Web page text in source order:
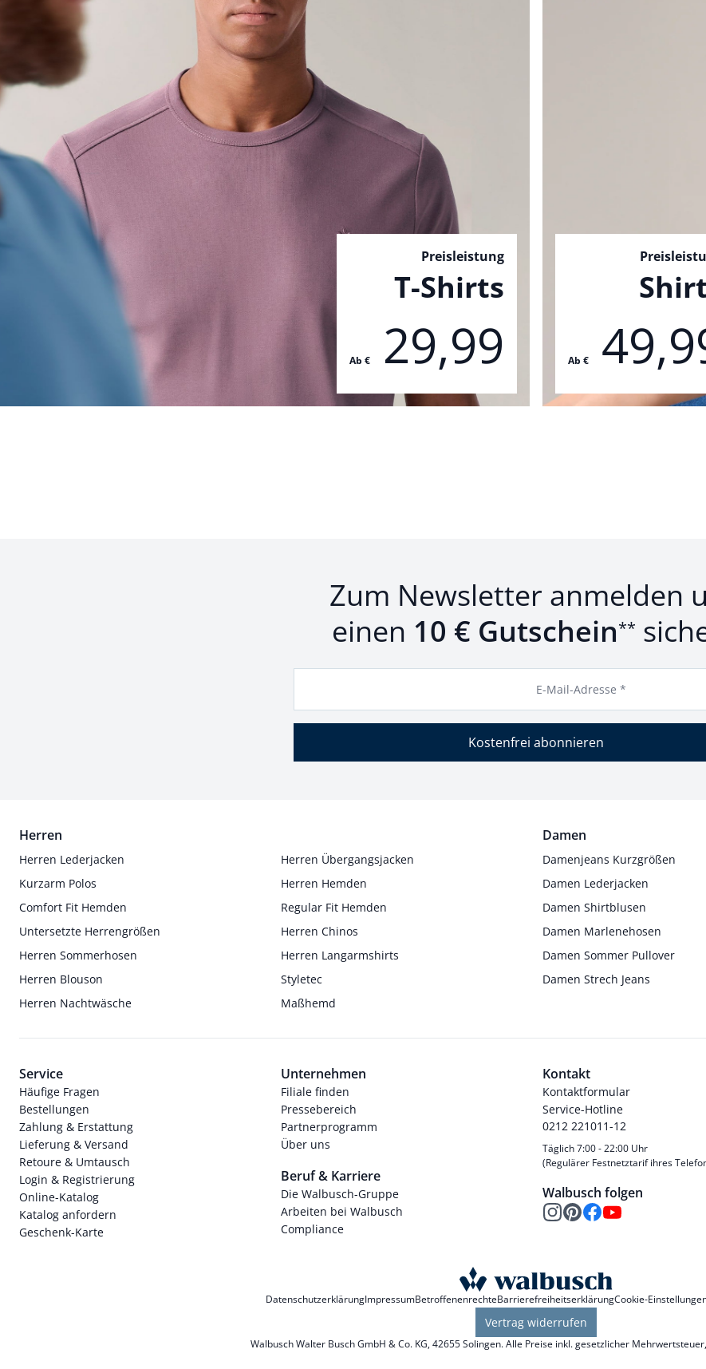
Bildverlinkung
Preisleistung
T-Shirts
Ab € 29,99 Ab €
Zum Newsletter anmelden
einen 10 € Gutschein**
E-Mail-Adresse *
Kostenfrei abonnieren
Herren
Herren Lederjacken
Herren Übergangsjacken
Kurzarm Polos
Herren Hemden
Comfort Fit Hemden
Regular Fit Hemden
Untersetzte Herrengrößen
Herren Chinos
Herren Sommerhosen
Herren Langarmshirts
Herren Blouson
Styletec
Herren Nachtwäsche
Maßhemd
Damen
Damenjeans Kurzgrößen
Damen Lederjacken
Damen Shirtblusen
Damen Marlenehosen
Damen Sommer Pullover
Damen Strech Jeans
Service
Häufige Fragen
Bestellungen
Zahlung & Erstattung
Lieferung & Versand
Retoure & Umtausch
Login & Registrierung
Online-Katalog
Katalog anfordern
Geschenk-Karte
Unternehmen
Filiale finden
Pressebereich
Partnerprogramm
Über uns
Beruf & Karriere
Die Walbusch-Gruppe
Arbeiten bei Walbusch
Compliance
Kontakt
Kontaktformular
Service-Hotline
0212 221011-12
Täglich 7:00 - 22:00 Uhr
(Regulärer Festnetztarif ihres
Walbusch folgen
DatenschutzerklärungImpressumBetroffenenrechteBarrierefreiheitserklärungCookie-
Vertrag widerrufen
Walbusch Walter Busch GmbH & Co. KG, 42655 Solingen. Alle Preise inkl. gesetzlicher